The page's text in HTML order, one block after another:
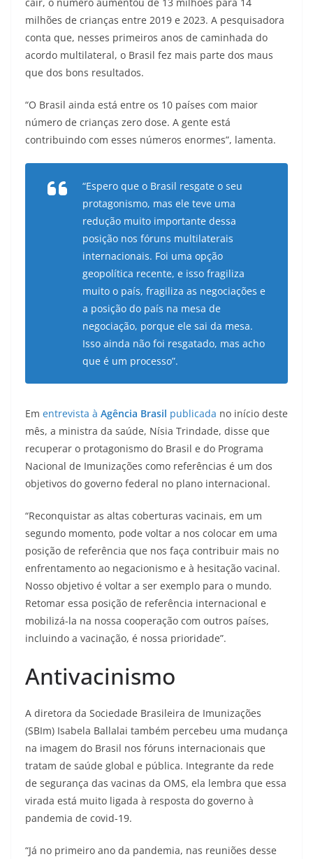
milhões de crianças entre 2019 e 2023. A pesquisadora
conta que, nesses primeiros anos de caminhada do
acordo multilateral, o Brasil fez mais parte dos maus
que dos bons resultados.
“O Brasil ainda está entre os 10 países com maior
número de crianças zero dose. A gente está
contribuindo com esses números enormes”, lamenta.
“Espero que o Brasil resgate o seu
protagonismo, mas ele teve uma
redução muito importante dessa
posição nos fóruns multilaterais
internacionais. Foi uma opção
geopolítica recente, e isso fragiliza
muito o país, fragiliza as negociações e
a posição do país na mesa de
negociação, porque ele sai da mesa.
Isso ainda não foi resgatado, mas acho
que é um processo”.
Em entrevista à Agência Brasil publicada no início deste
mês, a ministra da saúde, Nísia Trindade, disse que
recuperar o protagonismo do Brasil e do Programa
Nacional de Imunizações como referências é um dos
objetivos do governo federal no plano internacional.
“Reconquistar as altas coberturas vacinais, em um
segundo momento, pode voltar a nos colocar em uma
posição de referência que nos faça contribuir mais no
enfrentamento ao negacionismo e à hesitação vacinal.
Nosso objetivo é voltar a ser exemplo para o mundo.
Retomar essa posição de referência internacional e
mobilizá-la na nossa cooperação com outros países,
incluindo a vacinação, é nossa prioridade”.
Antivacinismo
A diretora da Sociedade Brasileira de Imunizações
(SBIm) Isabela Ballalai também percebeu uma mudança
na imagem do Brasil nos fóruns internacionais que
tratam de saúde global e pública. Integrante da rede
de segurança das vacinas da OMS, ela lembra que essa
virada está muito ligada à resposta do governo à
pandemia de covid-19.
“Já no primeiro ano da pandemia, nas reuniões desse